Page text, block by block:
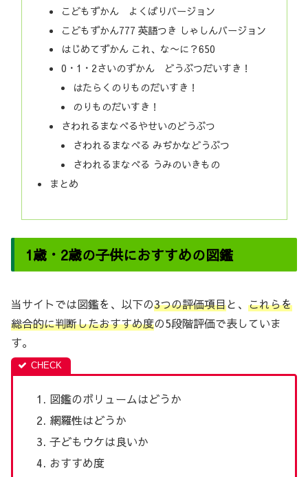
こどもずかん よくばりバージョン
こどもずかん777 英語つき しゃしんバージョン
はじめてずかん これ、な〜に？650
0・1・2さいのずかん どうぶつだいすき！
はたらくのりものだいすき！
のりものだいすき！
さわれるまなべるやせいのどうぶつ
さわれるまなべる みぢかなどうぶつ
さわれるまなべる うみのいきもの
まとめ
1歳・2歳の子供におすすめの図鑑
当サイトでは図鑑を、以下の3つの評価項目と、 これらを
総合的に判断したおすすめ度の5段階評価で表していま
す。
図鑑のボリュームはどうか
網羅性はどうか
子どもウケは良いか
おすすめ度